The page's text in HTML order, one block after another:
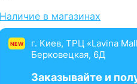
Наличие в магазинах
NEW
г. Киев, ТРЦ «Lavina
Берковецкая, 6Д
Заказывайте и